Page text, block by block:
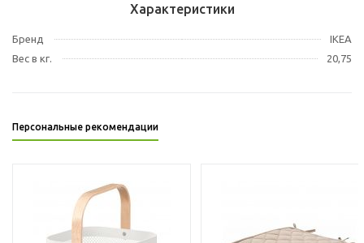
Характеристики
Бренд
IKEA
Вес в кг.
20,75
Персональные рекомендации